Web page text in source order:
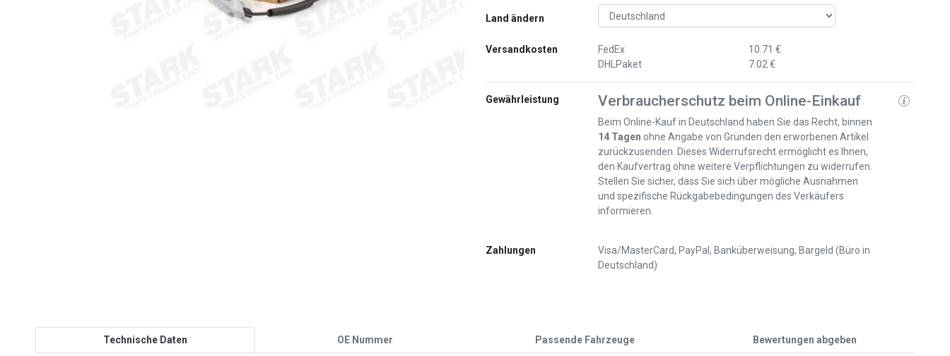
Land ändern
Versandkosten
FedEx
DHLPaket
10.71 €
7.02 €
Gewährleistung Verbraucherschutz beim Online-Einkauf
Beim Online-Kauf in Deutschland haben Sie das Recht, binnen
14 Tagen ohne Angabe von Gründen den erworbenen Artikel
zurückzusenden. Dieses Widerrufsrecht ermöglicht es Ihnen,
den Kaufvertrag ohne weitere Verpflichtungen zu widerrufen.
Stellen Sie sicher, dass Sie sich über mögliche Ausnahmen
und spezifische Rückgabebedingungen des Verkäufers
informieren.
Zahlungen
Visa/MasterCard, PayPal, Banküberweisung, Bargeld (Büro in
Deutschland)
Technische Daten OE Nummer Passende Fahrzeuge Bewertungen abgeben